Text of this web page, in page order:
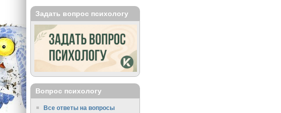
Задать вопрос психологу
Вопрос психологу
Все ответы на вопросы